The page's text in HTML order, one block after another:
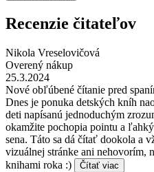
Recenzie čitateľov
Nikola Vreselovičová
Overený nákup
25.3.2024
Nové obľúbené čítanie pred
Dnes je ponuka detských kníh
deti napísanú jednoduchým
okamžite pochopia pointu a
sena. Táto sa dá čítať dookola a
vizuálnej stránke ani nehovorím,
knihami roka :)
Čítať viac